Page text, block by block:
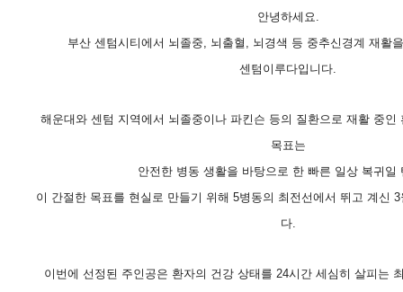
안녕하세요.
부산 센텀시티에서 뇌졸중, 뇌출혈, 뇌경색 등 중추신경계 재활
센텀이루다입니다.
해운대와 센텀 지역에서 뇌졸중이나 파킨슨 등의 질환으로 재활 중인
목표는
안전한 병동 생활을 바탕으로 한 빠른 일상 복귀일
이 간절한 목표를 현실로 만들기 위해 5병동의 최전선에서 뛰고 계신
다.
이번에 선정된 주인공은 환자의 건강 상태를 24시간 세심히 살피는